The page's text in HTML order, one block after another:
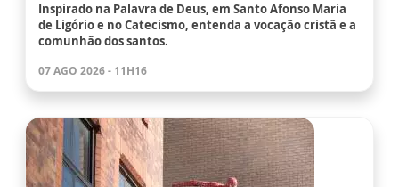
Inspirado na Palavra de Deus, em Santo Afonso Maria
de Ligório e no Catecismo, entenda a vocação cristã e a
comunhão dos santos.
07 AGO 2026 - 11H16